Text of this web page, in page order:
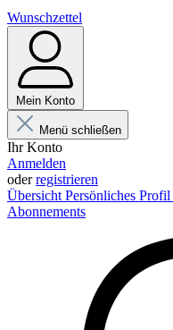
Wunschzettel
Mein Konto
Menü schließen
Ihr Konto
Anmelden
oderregistrieren
Übersicht Persönliches Profil
Abonnements